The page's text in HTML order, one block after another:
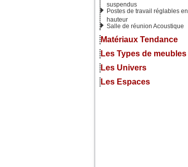
suspendus
Postes de travail réglables en
hauteur
Salle de réunion Acoustique
Matériaux Tendance
Les Types de meubles
Les Univers
Les Espaces